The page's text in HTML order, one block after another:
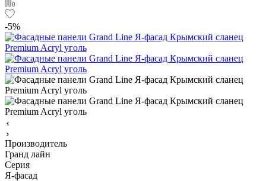
-5%
Производитель
Гранд лайн
Серия
Я-фасад